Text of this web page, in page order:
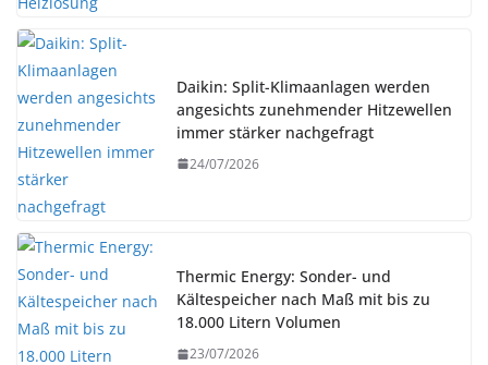
Daikin: Split-Klimaanlagen werden
angesichts zunehmender Hitzewellen
immer stärker nachgefragt
24/07/2026
Thermic Energy: Sonder- und
Kältespeicher nach Maß mit bis zu
18.000 Litern Volumen
23/07/2026